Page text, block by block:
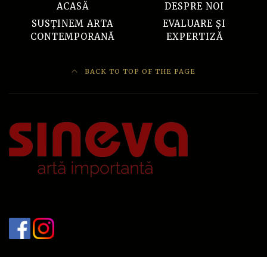
ACASĂ
DESPRE NOI
SUSȚINEM ARTA
CONTEMPORANĂ
EVALUARE ȘI
EXPERTIZĂ
BACK TO TOP OF THE PAGE